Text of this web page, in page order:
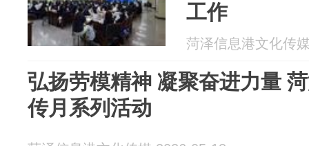
工作
菏泽信息港文化传
弘扬劳模精神 凝聚奋进力量
传月系列活动